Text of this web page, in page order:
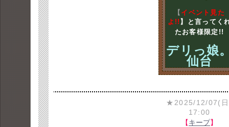
【 イベント見た
よ!! 】と言ってく
たお客様限定!!
デリっ娘
仙台
★2025/12/07(
17:00
【キープ】